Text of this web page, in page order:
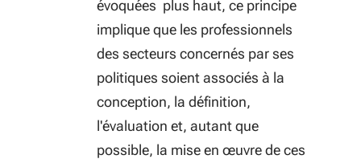
évoquées plus haut, ce principe
implique que les professionnels
des secteurs concernés par ses
politiques soient associés à la
conception, la définition,
l'évaluation et, autant que
possible, la mise en œuvre de ces